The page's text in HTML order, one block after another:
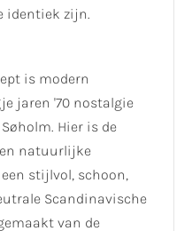
identiek zijn.
is modern
jaren '70 nostalgie
Hier is de
natuurlijke
stijlvol, schoon,
Scandinavische
van de